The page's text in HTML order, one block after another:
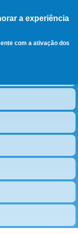
a experiência
com a ativação dos
, ir para a
página principal